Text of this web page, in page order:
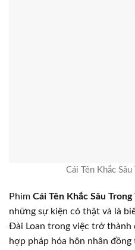
Cái Tên Khắc
Phim Cái Tên Khắc Sâu
những sự kiện có thật và là
Đài Loan trong việc trở thành
hợp pháp hóa hôn nhân